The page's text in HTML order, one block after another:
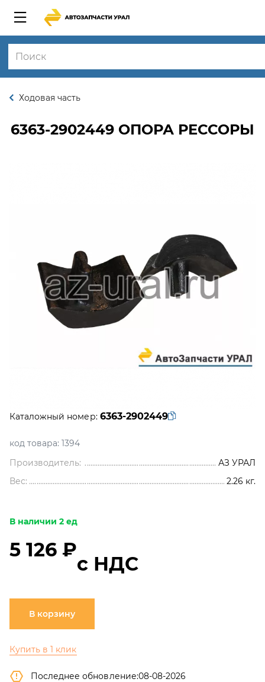
Ходовая часть
6363-2902449 ОПОРА РЕССОРЫ
Каталожный номер: 6363-2902449
код товара: 1394
Производитель:
АЗ УРАЛ
Вес:
2.26 кг.
В наличии 2 ед
5 126 ₽
с НДС
В корзину
Купить в 1 клик
Последнее обновление:08-08-2026